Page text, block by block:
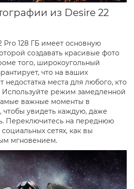
из Desire 22
Pro 128 ГБ имеет основную
создавать красивые фото
того, широкоугольный
что на ваших
недостатка места для любого, кто
режим замедленной
важные моменты в
чтобы увидеть каждую, даже
Переключитесь на переднюю
сетях, как вы
мгновением.